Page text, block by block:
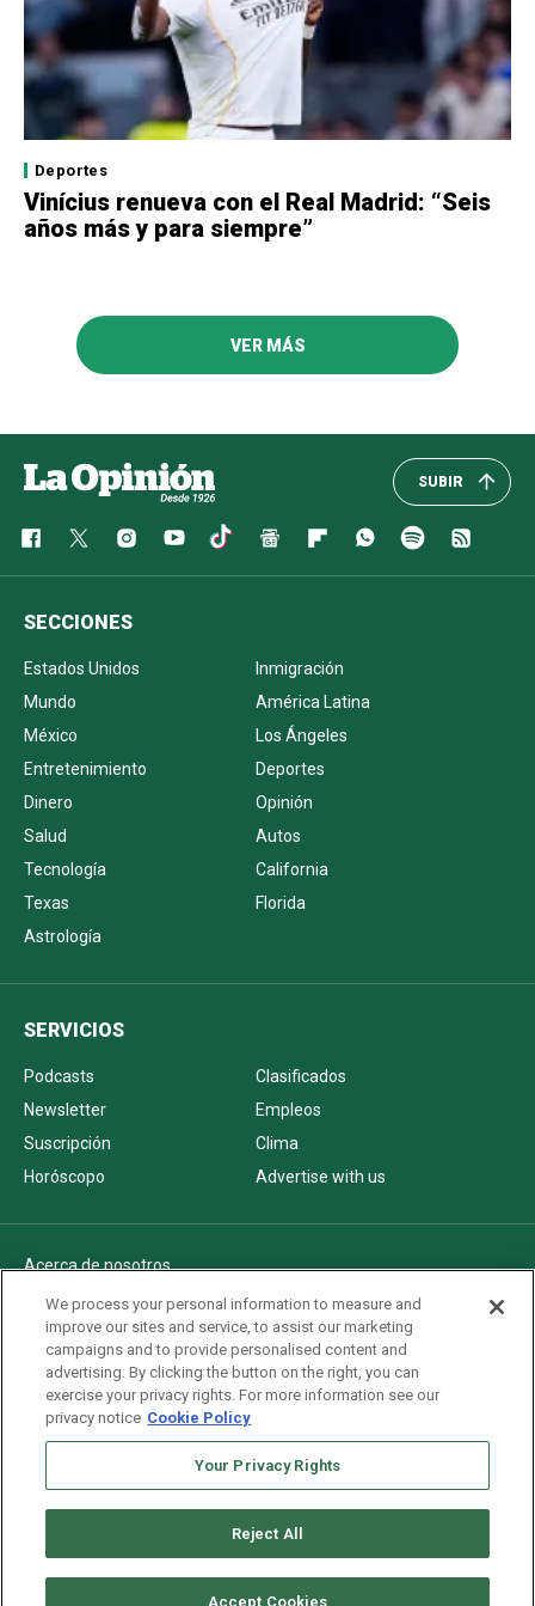
Deportes
Vinícius renueva con el Real Madrid: “Seis
años más y para siempre”
VER MÁS
SUBIR
SECCIONES
Estados Unidos
Inmigración
Mundo
América Latina
México
Los Ángeles
Entretenimiento
Deportes
Dinero
Opinión
Salud
Autos
Tecnología
California
Texas
Florida
Astrología
SERVICIOS
Podcasts
Clasificados
Newsletter
Empleos
Suscripción
Clima
Horóscopo
Advertise with us
Acerca de nosotros
Politica de privacidad
Pautas Editoriales
AdChoices
Advertise with us
Newsletters
We process your personal information to measure and
improve our sites and service, to assist our marketing
campaigns and to provide personalised content and
advertising. By clicking the button on the right, you can
exercise your privacy rights. For more information see our
privacy notice Cookie Policy
Your Privacy Rights
Reject All
Accept Cookies